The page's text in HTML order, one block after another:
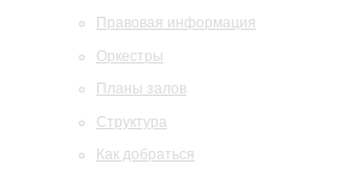
Правовая информация
Оркестры
Планы залов
Структура
Как добраться